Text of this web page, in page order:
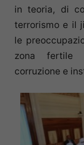
in teoria, di
terrorismo e il
le
zona fertile
corruzione e